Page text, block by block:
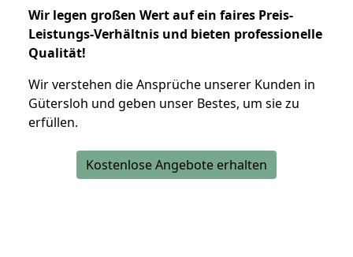
Wir legen großen Wert auf ein faires Preis-
Leistungs-Verhältnis und bieten professionelle
Qualität!
Wir verstehen die Ansprüche unserer Kunden in
Gütersloh und geben unser Bestes, um sie zu
erfüllen.
Kostenlose Angebote erhalten